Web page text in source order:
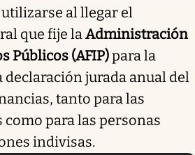
al llegar el
que fije la Administración
Públicos (AFIP)para la
jurada anual del
tanto para las
para las personas
indivisas.